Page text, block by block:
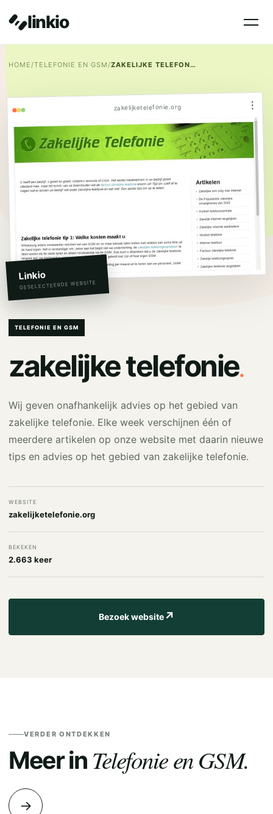
linkio
HOME/TELEFONIE EN GSM/ ZAKELIJKE TELEFONIE
zakelijketelefonie.org ⋮
Linkio
GESELECTEERDE WEBSITE
TELEFONIE EN GSM
zakelijke telefonie.
Wij geven onafhankelijk advies op het gebied van
zakelijke telefonie. Elke week verschijnen één of
meerdere artikelen op onze website met daarin nieuwe
tips en advies op het gebied van zakelijke telefonie.
WEBSITE
zakelijketelefonie.org
BEKEKEN
2.663 keer
Bezoek website↗
VERDER ONTDEKKEN
Meer in Telefonie en GSM.
→